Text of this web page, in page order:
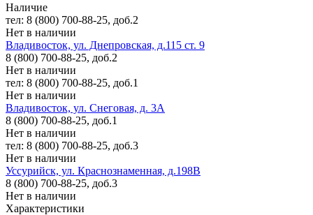
Наличие
тел: 8 (800) 700-88-25, доб.2
Нет в наличии
Владивосток, ул. Днепровская, д.115 ст. 9
8 (800) 700-88-25, доб.2
Нет в наличии
тел: 8 (800) 700-88-25, доб.1
Нет в наличии
Владивосток, ул. Снеговая, д. 3А
8 (800) 700-88-25, доб.1
Нет в наличии
тел: 8 (800) 700-88-25, доб.3
Нет в наличии
Уссурийск, ул. Краснознаменная, д.198В
8 (800) 700-88-25, доб.3
Нет в наличии
Характеристики